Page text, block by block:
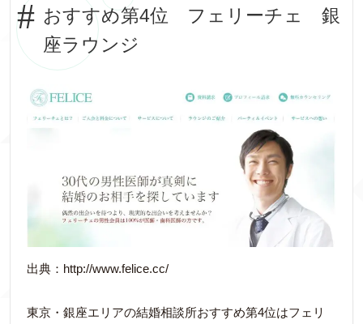
おすすめ第4位 フェリーチェ 銀
座ラウンジ
出典：http://www.felice.cc/
東京・銀座エリアの結婚相談所おすすめ第4位はフェリ